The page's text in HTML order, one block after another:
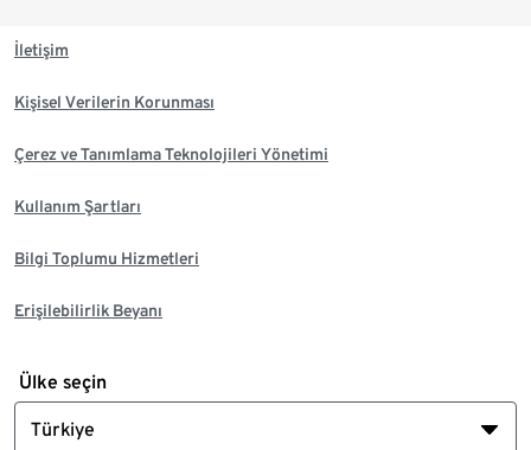
İletişim
Kişisel Verilerin Korunması
Çerez ve Tanımlama Teknolojileri Yönetimi
Kullanım Şartları
Bilgi Toplumu Hizmetleri
Erişilebilirlik Beyanı
Ülke seçin
Türkiye